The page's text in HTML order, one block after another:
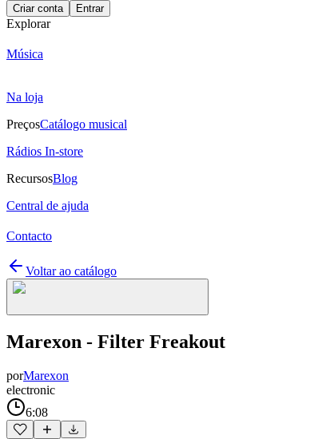
Criar conta Entrar
Explorar
Música
Na loja
PreçosCatálogo musical
Rádios In-store
RecursosBlog
Central de ajuda
Contacto
Voltar ao catálogo
Marexon - Filter Freakout
porMarexon
electronic
6:08